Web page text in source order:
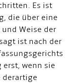
Es ist
die über eine
Weise der
ist nach der
erst, wenn sie
derartige